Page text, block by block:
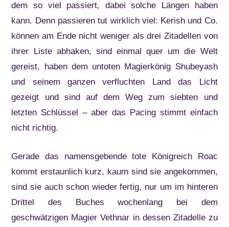
dem so viel passiert, dabei solche Längen haben
kann. Denn passieren tut wirklich viel: Kerish und Co.
können am Ende nicht weniger als drei Zitadellen von
ihrer Liste abhaken, sind einmal quer um die Welt
gereist, haben dem untoten Magierkönig Shubeyash
und seinem ganzen verfluchten Land das Licht
gezeigt und sind auf dem Weg zum siebten und
letzten Schlüssel – aber das Pacing stimmt einfach
nicht richtig.
Gerade das namensgebende tote Königreich Roac
kommt erstaunlich kurz, kaum sind sie angekommen,
sind sie auch schon wieder fertig, nur um im hinteren
Drittel des Buches wochenlang bei dem
geschwätzigen Magier Vethnar in dessen Zitadelle zu